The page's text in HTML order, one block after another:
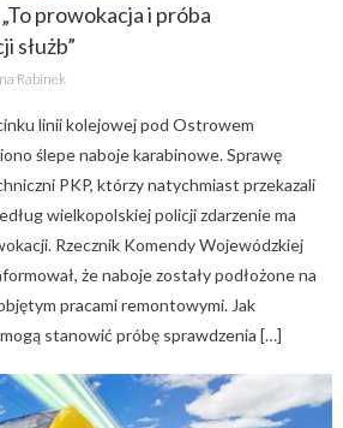
prowokacja i próba
służb”
Rabinek
linii kolejowej pod Ostrowem
ślepe naboje karabinowe. Sprawę
PKP, którzy natychmiast przekazali
wielkopolskiej policji zdarzenie ma
Rzecznik Komendy Wojewódzkiej
że naboje zostały podłożone na
pracami remontowymi. Jak
stanowić próbę sprawdzenia […]